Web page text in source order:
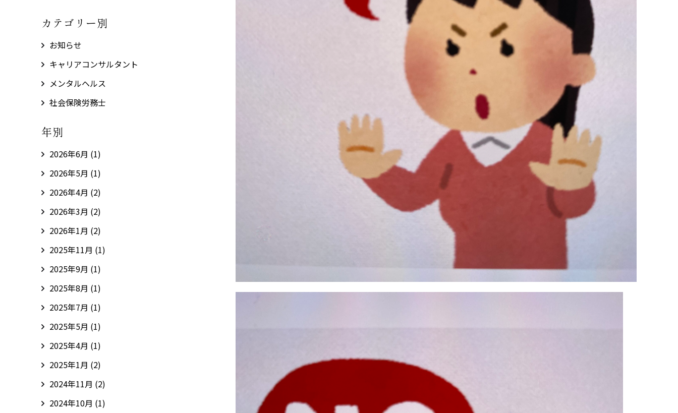
カテゴリー別
お知らせ
キャリアコンサルタント
メンタルヘルス
社会保険労務士
年別
2026年6月 (1)
2026年5月 (1)
2026年4月 (2)
2026年3月 (2)
2026年1月 (2)
2025年11月 (1)
2025年9月 (1)
2025年8月 (1)
2025年7月 (1)
2025年5月 (1)
2025年4月 (1)
2025年1月 (2)
2024年11月 (2)
2024年10月 (1)